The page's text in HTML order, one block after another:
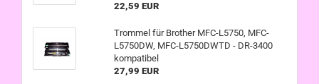
22,59 EUR
Trommel für Brother MFC-L5750, MFC-
L5750DW, MFC-L5750DWTD - DR-3400
kompatibel
27,99 EUR